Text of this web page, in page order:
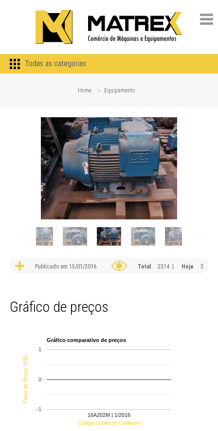
Todas as categorias
Home Equipamento
Publicado em 15/01/2016 Total 2314 | Hoje 3
Gráfico de preços
Gráfico comparativo de preços
16A202M | 1/2016
-1
0
1
Código | Data de Cadastro
Faixa de Preço (R$)